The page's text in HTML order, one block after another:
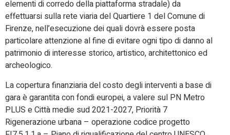
elementi di corredo della piattaforma stradale) da
effettuarsi sulla rete viaria del Quartiere 1 del Comune di
Firenze, nell’esecuzione dei quali dovrà essere posta
particolare attenzione al fine di evitare ogni tipo di danno al
patrimonio di interesse storico, artistico, architettonico ed
archeologico.
La copertura finanziaria del costo degli interventi a base di
gara è garantita con fondi europei, a valere sul PN Metro
PLUS e Città medie sud 2021-2027, Priorità 7
Rigenerazione urbana – operazione codice progetto